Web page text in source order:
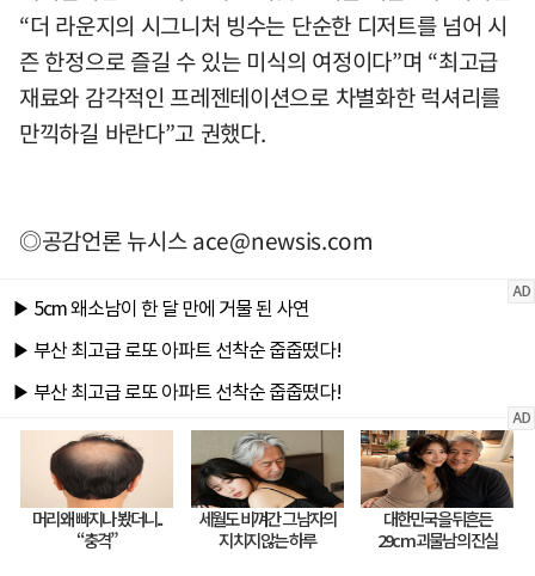
“더 라운지의 시그니처 빙수는 단순한 디저트를 넘어 시
즌 한정으로 즐길 수 있는 미식의 여정이다”며 “최고급
재료와 감각적인 프레젠테이션으로 차별화한 럭셔리를
만끽하길 바란다”고 권했다.
◎공감언론 뉴시스ace@newsis.com